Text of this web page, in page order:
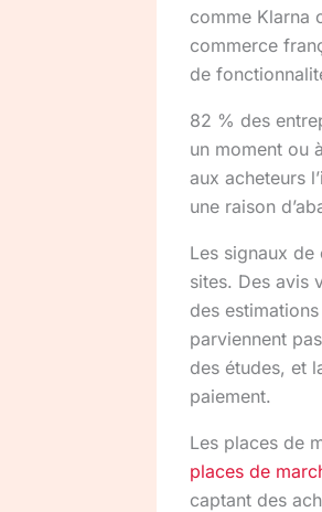
comme Klarna
commerce
de
82 % des
un moment ou
aux acheteurs
une raison
Les signaux
sites. Des avis
des
parviennent
des études, et
paiement.
Les places de
places de
captant des